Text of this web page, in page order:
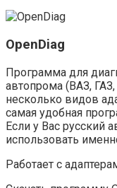
OpenDiag
Программа для
автопрома (ВАЗ,
несколько видов
самая удобная
Если у Вас русский
использовать
Работает с